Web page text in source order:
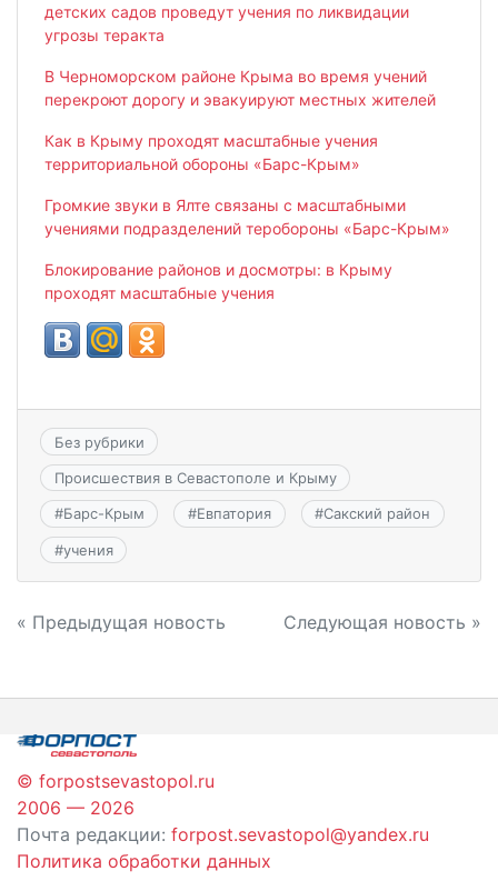
детских садов проведут учения по ликвидации
угрозы теракта
В Черноморском районе Крыма во время учений
перекроют дорогу и эвакуируют местных жителей
Как в Крыму проходят масштабные учения
территориальной обороны «Барс-Крым»
Громкие звуки в Ялте связаны с масштабными
учениями подразделений теробороны «Барс-Крым»
Блокирование районов и досмотры: в Крыму
проходят масштабные учения
Без рубрики
Происшествия в Севастополе и Крыму
#Барс-Крым #Евпатория #Сакский район
#учения
Навигация
записям
« Предыдущая новость Следующая новость »
© forpostsevastopol.ru
2006 — 2026
Почта редакции: forpost.sevastopol@yandex.ru
Политика обработки данных